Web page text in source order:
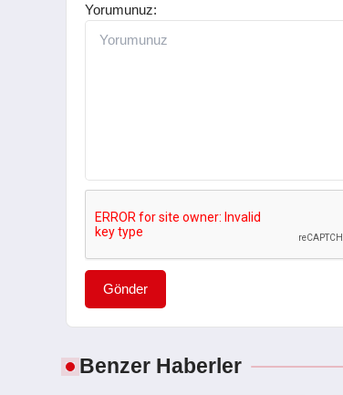
Yorumunuz:
Gönder
Benzer Haberler